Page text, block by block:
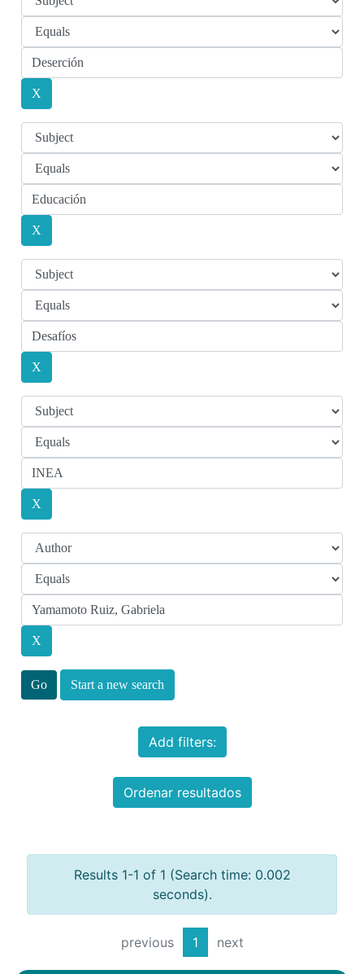
Start a new search
Add filters:
Ordenar resultados
Results 1-1 of 1 (Search time: 0.002
seconds).
previous 1 next